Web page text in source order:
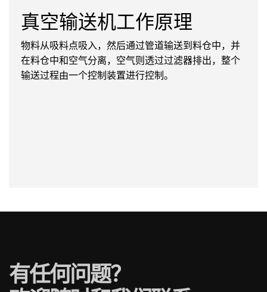
真空输送机工作原理
物料从吸料点吸入，然后通过管道输送到料仓中，并
在料仓中和空气分离，空气则透过过滤器排出，整个
输送过程由一个控制装置进行控制。
有任何问题？